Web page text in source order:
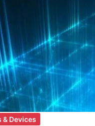
& Devices